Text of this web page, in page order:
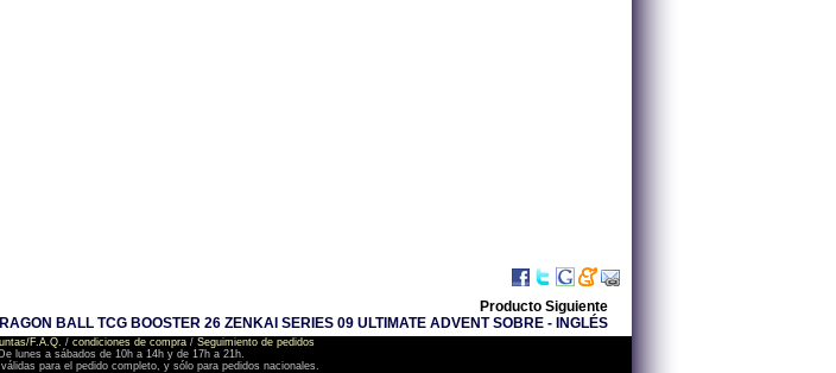
Producto Siguiente
BALL TCG BOOSTER 26 ZENKAI SERIES 09 ULTIMATE ADVENT SOBRE - INGLÉS
F.A.Q. / condiciones de compra / Seguimiento de pedidos
lunes a sábados de 10h a 14h y de 17h a 21h.
para el pedido completo, y sólo para pedidos nacionales.